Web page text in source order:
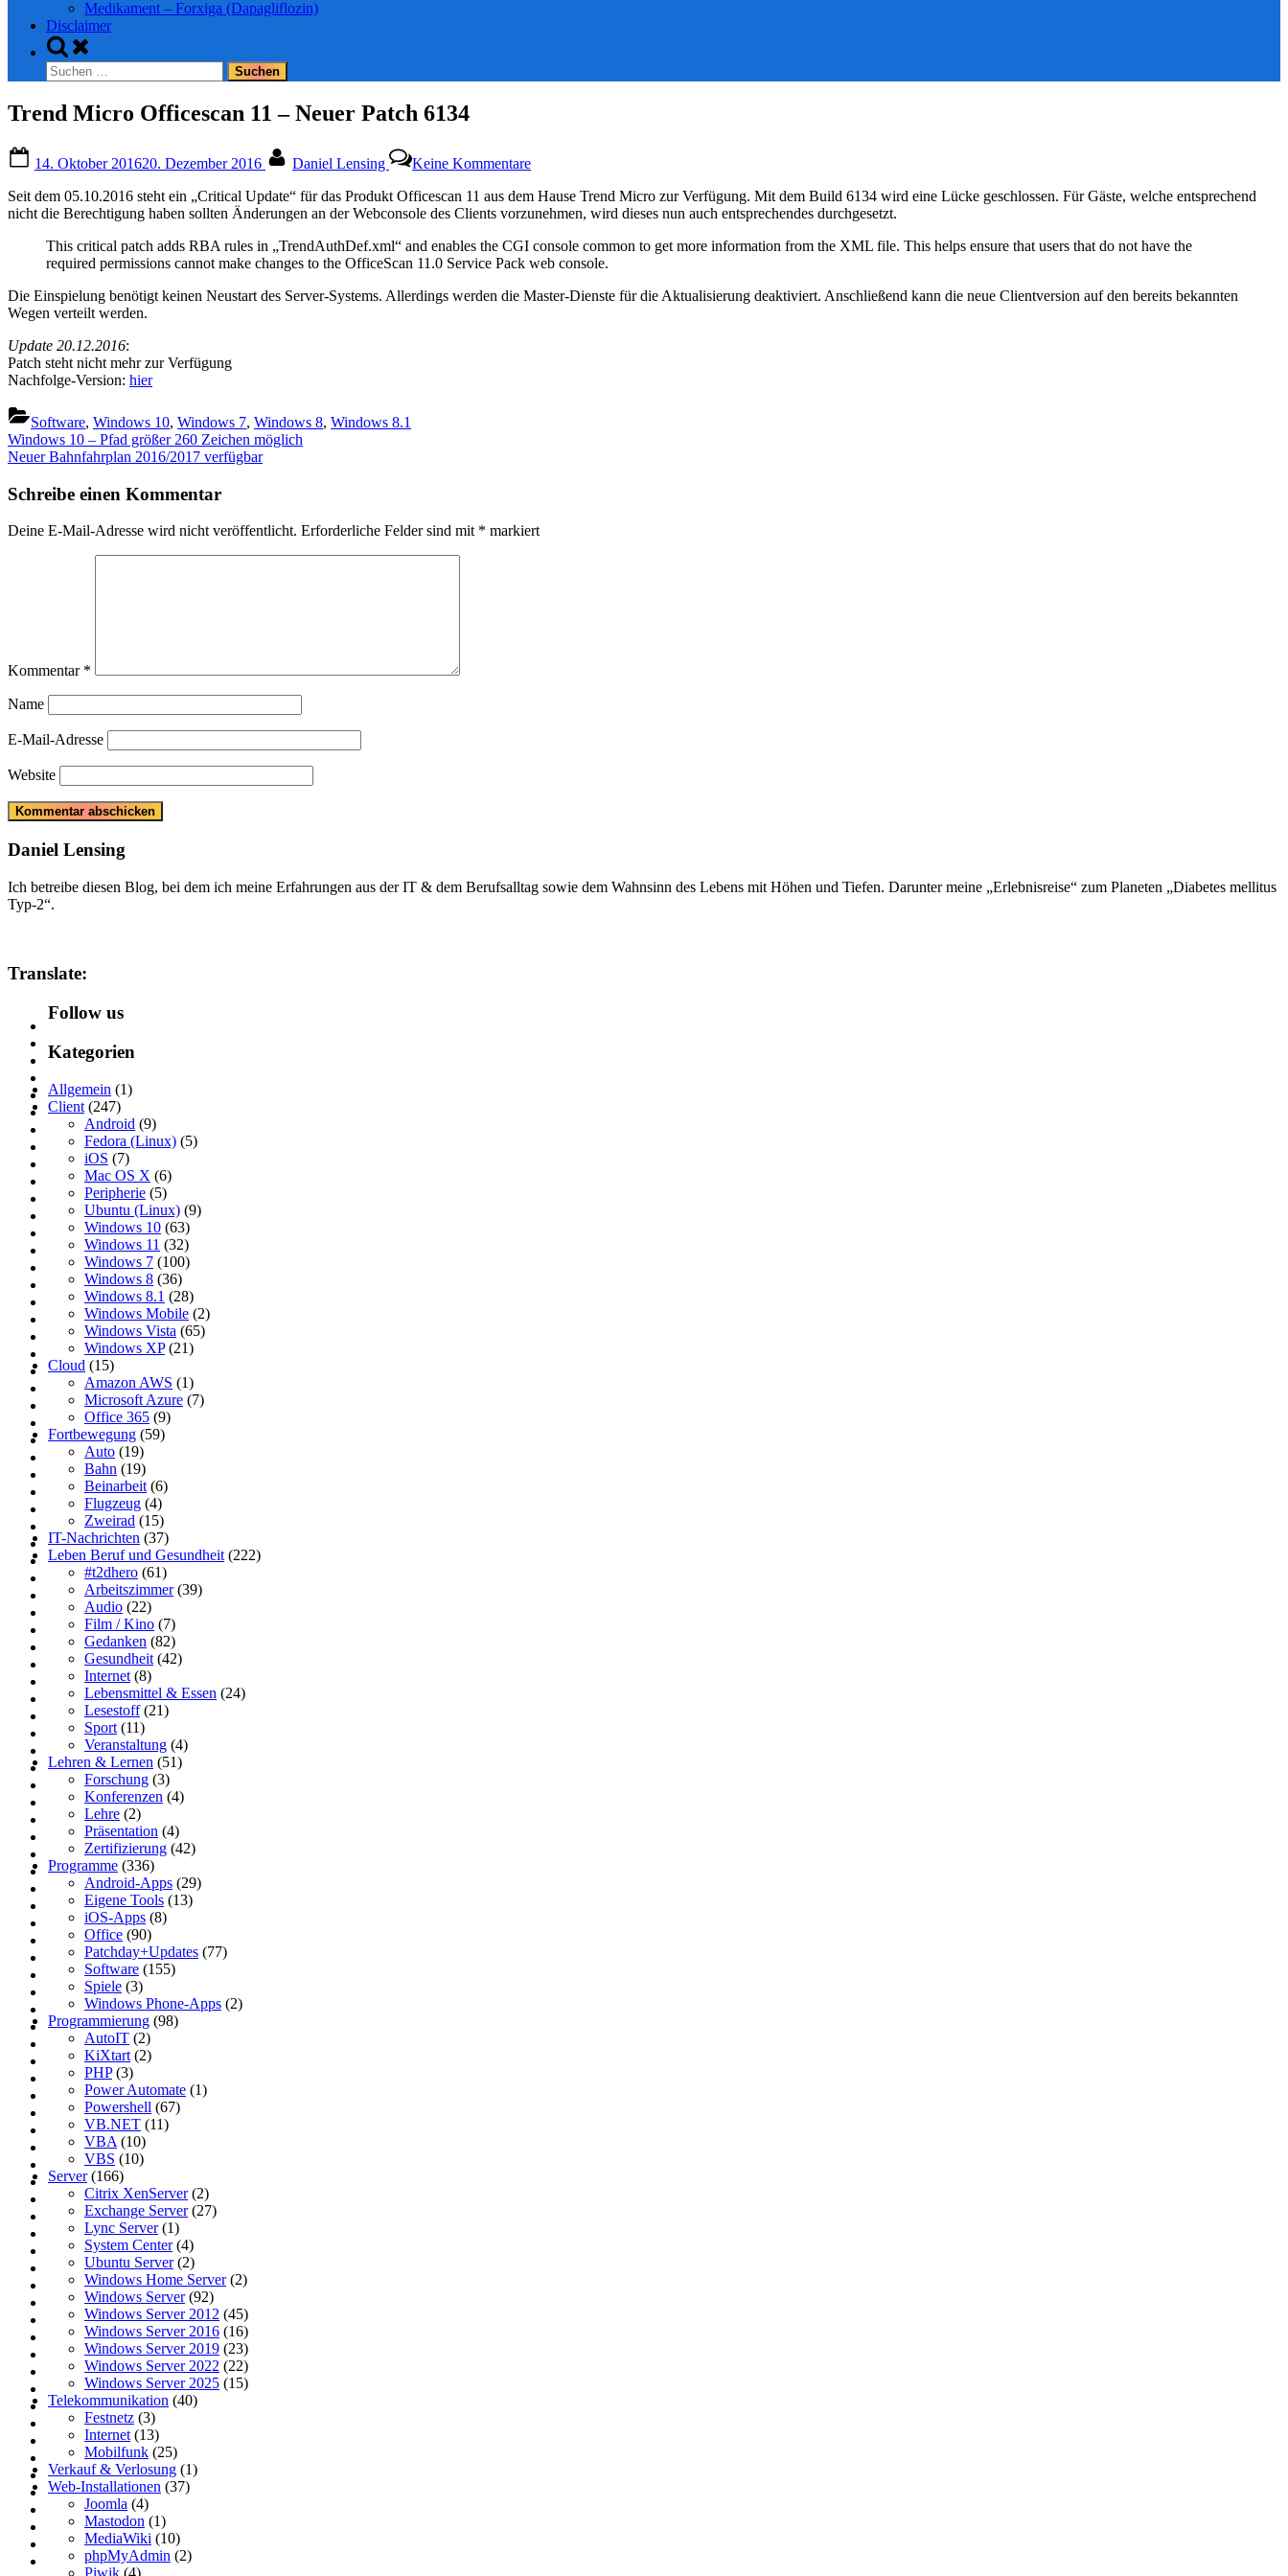
Medikament – Forxiga (Dapagliflozin)
Disclaimer
Toggle
search
form
Suchen
nach:
Trend Micro Officescan 11 – Neuer Patch 6134
on
14. Oktober 201620. Dezember 2016 Daniel Lensing Keine KommentareTrend
Micro
Officescan
11
Neuer
Patch
6134
Seit dem 05.10.2016 steht ein „Critical Update“ für das Produkt Officescan 11 aus dem Hause Trend Micro zur Verfügung. Mit dem Build 6134 wird eine Lücke geschlossen. Für Gäste, welche entsprechend
nicht die Berechtigung haben sollten Änderungen an der Webconsole des Clients vorzunehmen, wird dieses nun auch entsprechendes durchgesetzt.
This critical patch adds RBA rules in „TrendAuthDef.xml“ and enables the CGI console common to get more information from the XML file. This helps ensure that users that do not have the
required permissions cannot make changes to the OfficeScan 11.0 Service Pack web console.
Die Einspielung benötigt keinen Neustart des Server-Systems. Allerdings werden die Master-Dienste für die Aktualisierung deaktiviert. Anschließend kann die neue Clientversion auf den bereits bekannten
Wegen verteilt werden.
Update 20.12.2016:
Patch steht nicht mehr zur Verfügung
Nachfolge-Version: hier
Software, Windows 10, Windows 7, Windows 8, Windows 8.1
Beitragsnavigation
Previous
Post:
Windows 10 – Pfad größer 260 Zeichen möglich
Next
Neuer Bahnfahrplan 2016/2017 verfügbar
Schreibe einen Kommentar
Deine E-Mail-Adresse wird nicht veröffentlicht. Erforderliche Felder sind mit * markiert
Kommentar *
Name
E-Mail-Adresse
Website
Daniel Lensing
Ich betreibe diesen Blog, bei dem ich meine Erfahrungen aus der IT & dem Berufsalltag sowie dem Wahnsinn des Lebens mit Höhen und Tiefen. Darunter meine „Erlebnisreise“ zum Planeten „Diabetes mellitus
Typ-2“.
Translate:
Follow us
Kategorien
Allgemein (1)
Client (247)
Android (9)
Fedora (Linux) (5)
iOS (7)
Mac OS X (6)
Peripherie (5)
Ubuntu (Linux) (9)
Windows 10 (63)
Windows 11 (32)
Windows 7 (100)
Windows 8 (36)
Windows 8.1 (28)
Windows Mobile (2)
Windows Vista (65)
Windows XP(21)
Cloud (15)
Amazon AWS (1)
Microsoft Azure (7)
Office 365 (9)
Fortbewegung (59)
Auto (19)
Bahn (19)
Beinarbeit (6)
Flugzeug (4)
Zweirad (15)
IT-Nachrichten (37)
Leben Beruf und Gesundheit (222)
#t2dhero (61)
Arbeitszimmer(39)
Audio (22)
Film / Kino (7)
Gedanken (82)
Gesundheit (42)
Internet (8)
Lebensmittel & Essen (24)
Lesestoff(21)
Sport (11)
Veranstaltung (4)
Lehren & Lernen (51)
Forschung (3)
Konferenzen (4)
Lehre (2)
Präsentation (4)
Zertifizierung (42)
Programme (336)
Android-Apps (29)
Eigene Tools (13)
iOS-Apps (8)
Office (90)
Patchday+Updates (77)
Software (155)
Spiele (3)
Windows Phone-Apps (2)
Programmierung (98)
AutoIT (2)
KiXtart (2)
PHP(3)
Power Automate (1)
Powershell (67)
VB.NET (11)
VBA (10)
VBS (10)
Server(166)
Citrix XenServer(2)
Exchange Server(27)
Lync Server(1)
System Center(4)
Ubuntu Server(2)
Windows Home Server(2)
Windows Server(92)
Windows Server 2012 (45)
Windows Server 2016 (16)
Windows Server 2019 (23)
Windows Server 2022 (22)
Windows Server 2025 (15)
Telekommunikation (40)
Festnetz (3)
Internet (13)
Mobilfunk (25)
Verkauf & Verlosung (1)
Web-Installationen (37)
Joomla (4)
Mastodon (1)
MediaWiki (10)
phpMyAdmin (2)
Piwik (4)